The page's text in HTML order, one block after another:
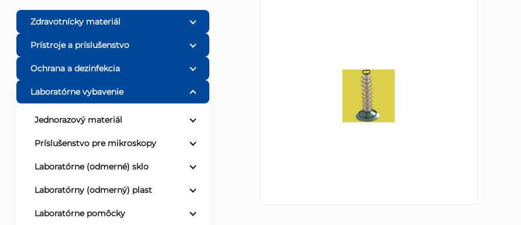
o
č
n
Zdravotnícky materiál
Prístroje a príslušenstvo
Ochrana a dezinfekcia
Laboratórne vybavenie
Jednorazový materiál
Príslušenstvo pre mikroskopy
Laboratórne (odmerné) sklo
Laboratórny (odmerný) plast
Laboratórne pomôcky